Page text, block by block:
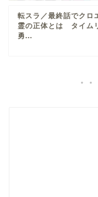
転スラ／最終話でクロ
霊の正体とは タイム
勇...